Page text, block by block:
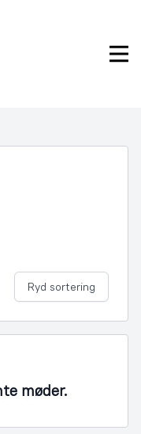
Ryd sortering
møder.